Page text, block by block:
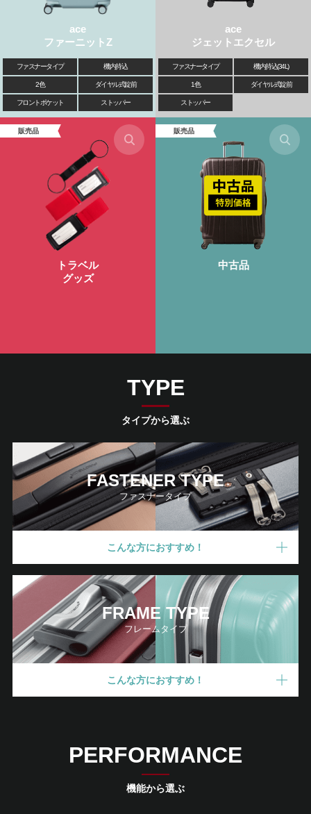
ace
ファーニットZ
ファスナータイプ 機内持込
2色 ダイヤル式錠前
フロントポケット ストッパー
ace
ジェットエクセル
ファスナータイプ 機内持込(34L)
1色 ダイヤル式錠前
ストッパー
販売品
トラベル
グッズ
販売品
中古品
TYPE
タイプから選ぶ
FASTENER TYPE
ファスナータイプ
こんな方におすすめ！
FRAME TYPE
フレームタイプ
こんな方におすすめ！
PERFORMANCE
機能から選ぶ